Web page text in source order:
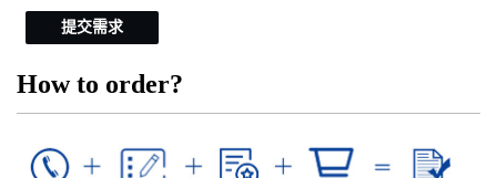
提交需求
How to order?